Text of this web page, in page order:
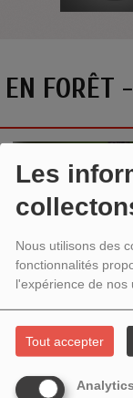
Les
Nous utilisons des
fonctionnalités
l'expérience de nos
Tout accepter
Analytics
EN FORÊT
MERCREDI, DE 09:00 À